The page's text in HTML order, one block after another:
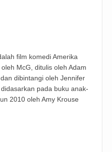
film komedi Amerika
McG, ditulis oleh Adam
dibintangi oleh Jennifer
pada buku anak-
2010 oleh Amy Krouse